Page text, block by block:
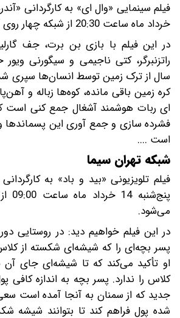
خرداد ماه ساعت 20:30 از شبکه چهار روی آنتن می‌رود.
در این فیلم با بازی بن برت، جف
راتزنبرگر، کتی ناجیمی و سیگورنی
سال از ترک زمین توسط انسان‌ها سپری
کره زمین باقی مانده، کوه‌ها زباله و
ای ربات هوشمند آشغال جمع کنی است
فشرده سازی و جمع آوری این پسماندها
است ....
شبکه تهران سیما
فیلم تلویزیونی «بید و باد» به
می‌شود.
در این فیلم خواهیم دید: در روستایی
پسر بچه‌ای را که شیشه‌ای شکسته از
او تأکید می‌کند که تا شیشه‌ای جای
کلاس را ندارد. پسر بچه به اندازه کافی
جدید که از سمنان به آنجا آمده است
شده پول فراهم کند تا بتوانند شیشه